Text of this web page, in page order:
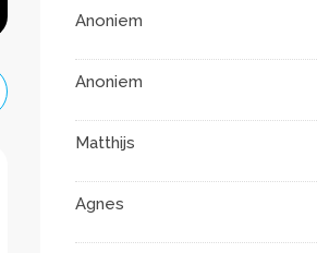
Anoniem
Anoniem
Matthijs
Agnes